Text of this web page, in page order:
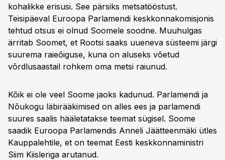
kohalikke erisusi. See pärsiks metsatööstust.
Teisipäeval Euroopa Parlamendi keskkonnakomisjonis
tehtud otsus ei olnud Soomele soodne. Muuhulgas
ärritab Soomet, et Rootsi saaks uueneva süsteemi järgi
suurema raieõiguse, kuna on aluseks võetud
võrdlusaastail rohkem oma metsi raiunud.
Kõik ei ole veel Soome jaoks kadunud. Parlamendi ja
Nõukogu läbirääkimised on alles ees ja parlamendi
suures saalis hääletatakse teemat sügisel. Soome
saadik Euroopa Parlamendis Anneli Jäätteenmäki ütles
Kauppalehtile, et on teemat Eesti keskkonnaministri
Siim Kiisleriga arutanud.